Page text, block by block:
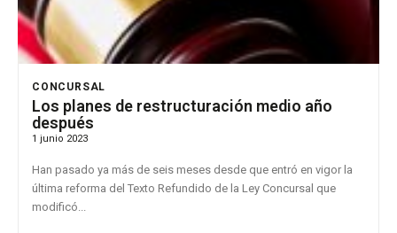
CONCURSAL
Los planes de restructuración medio año
después
1 junio 2023
Han pasado ya más de seis meses desde que entró en vigor la
última reforma del Texto Refundido de la Ley Concursal que
modificó...